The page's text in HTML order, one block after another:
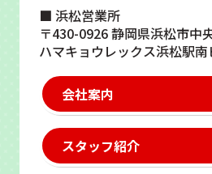
■ 浜松営業所
〒430-0926 静岡県浜松市中
ハマキョウレックス浜松駅
会社案内
スタッフ紹介